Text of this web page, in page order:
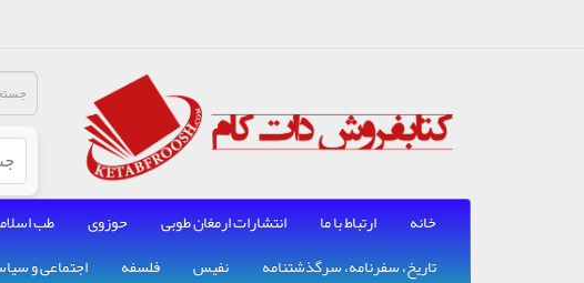
خانه ارتباط با ما انتشارات ارمغان طوبی حوزوی طب
تاریخ، سفرنامه، سرگذشتنامه
نفیس فلسفه اجتماعی و